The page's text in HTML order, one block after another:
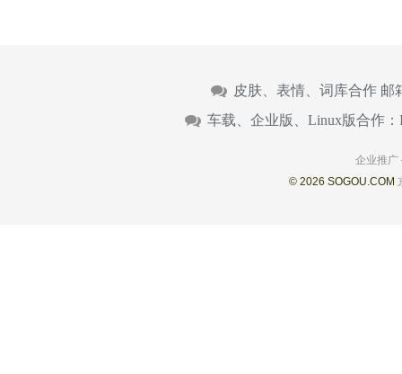
皮肤、表情、词库合作 邮
车载、企业版、Linux版合作：
企业推广
© 2026 SOGOU.COM